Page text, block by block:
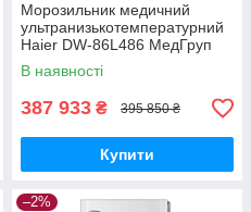
Морозильник медичний
ультранизькотемпературний
Haier DW-86L486 МедГруп
В наявності
387 933 ₴ 395 850 ₴
Купити
–2%